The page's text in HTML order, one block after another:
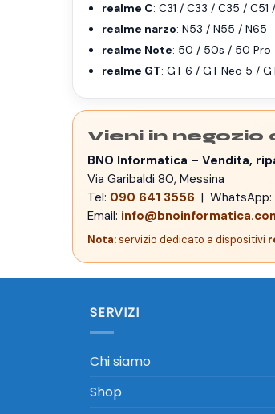
realme C: C31 / C33 / C35 /
realme narzo: N53 / N55 / N65
realme Note: 50 / 50s / 50 Pro
realme GT: GT 6 / GT Neo 5 /
Vieni in
BNO Informatica – Vendita,
Via Garibaldi 80, Messina
Tel: 090 641 3556 | WhatsApp:
Email:
Nota:servizio dedicato a dispositivi
SERVIZI
Chi siamo
Shop